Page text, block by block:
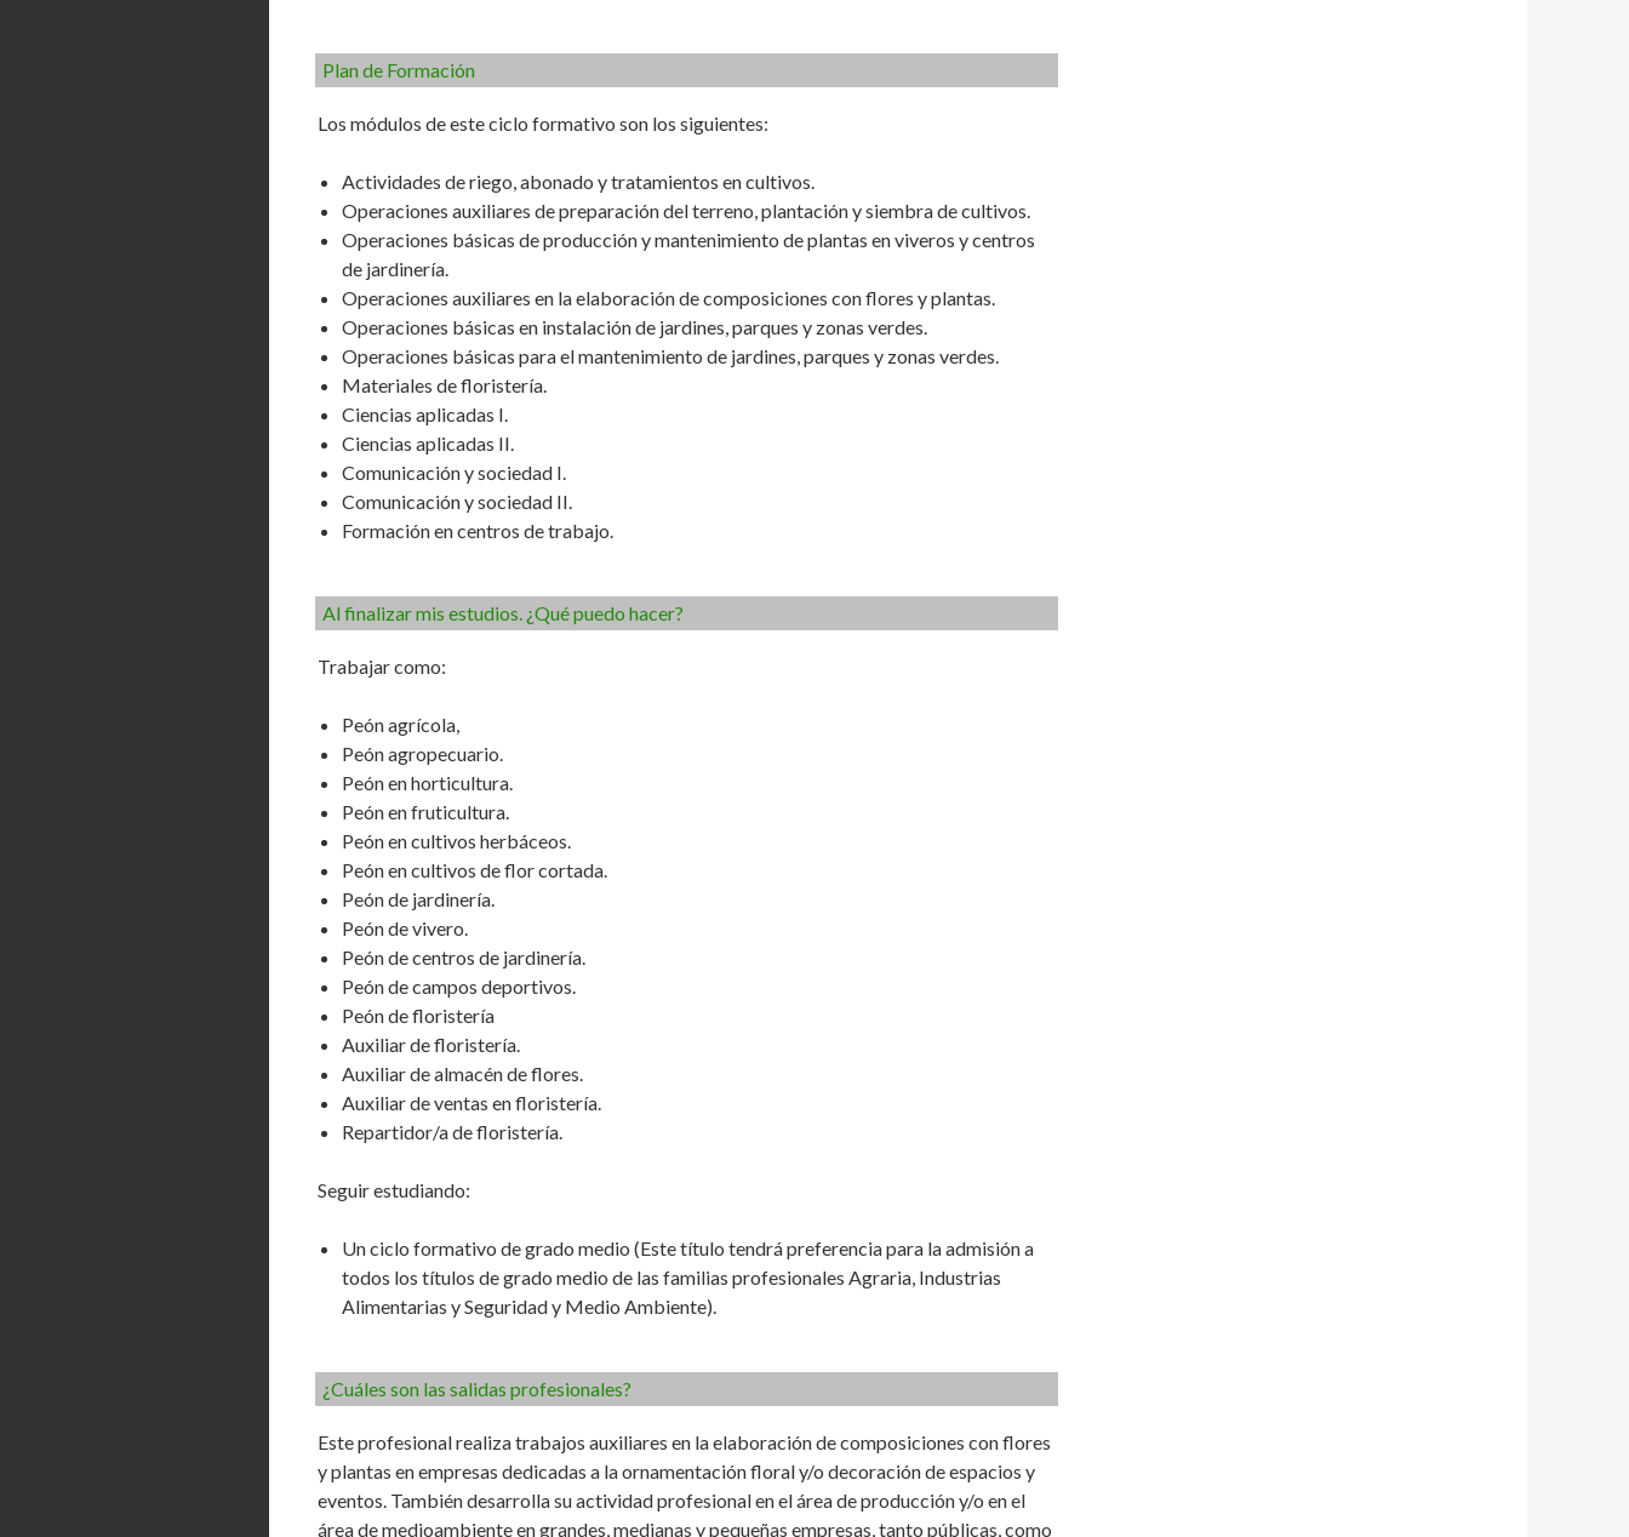
Plan de Formación
Los módulos de este ciclo formativo son los siguientes:
Actividades de riego, abonado y tratamientos en cultivos.
Operaciones auxiliares de preparación del terreno, plantación y siembra de cultivos.
Operaciones básicas de producción y mantenimiento de plantas en viveros y centros
de jardinería.
Operaciones auxiliares en la elaboración de composiciones con flores y plantas.
Operaciones básicas en instalación de jardines, parques y zonas verdes.
Operaciones básicas para el mantenimiento de jardines, parques y zonas verdes.
Materiales de floristería.
Ciencias aplicadas I.
Ciencias aplicadas II.
Comunicación y sociedad I.
Comunicación y sociedad II.
Formación en centros de trabajo.
Al finalizar mis estudios. ¿Qué puedo hacer?
Trabajar como:
Peón agrícola,
Peón agropecuario.
Peón en horticultura.
Peón en fruticultura.
Peón en cultivos herbáceos.
Peón en cultivos de flor cortada.
Peón de jardinería.
Peón de vivero.
Peón de centros de jardinería.
Peón de campos deportivos.
Peón de floristería
Auxiliar de floristería.
Auxiliar de almacén de flores.
Auxiliar de ventas en floristería.
Repartidor/a de floristería.
Seguir estudiando:
Un ciclo formativo de grado medio (Este título tendrá preferencia para la admisión a
todos los títulos de grado medio de las familias profesionales Agraria, Industrias
Alimentarias y Seguridad y Medio Ambiente).
¿Cuáles son las salidas profesionales?
Este profesional realiza trabajos auxiliares en la elaboración de composiciones con flores
y plantas en empresas dedicadas a la ornamentación floral y/o decoración de espacios y
eventos. También desarrolla su actividad profesional en el área de producción y/o en el
área de medioambiente en grandes, medianas y pequeñas empresas, tanto públicas, como